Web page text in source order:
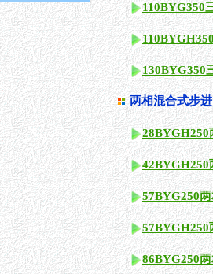
110BYG350
130BYG350
两相混合式步
28BYGH250
42BYGH250
57BYG250
57BYGH250
86BYG250